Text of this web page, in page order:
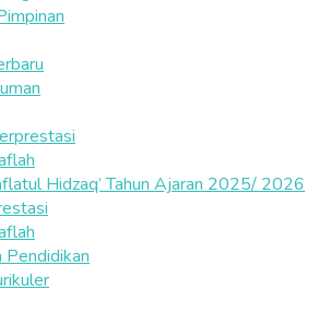
Hidzaq’ Tahun Ajaran 2025/ 2026
Pendidikan